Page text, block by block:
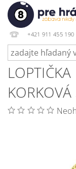
+421 911 455 190